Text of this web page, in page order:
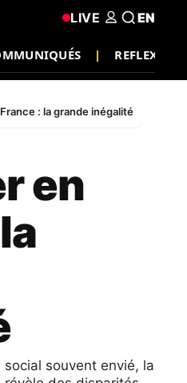
REFLEXION
LIVE EN
: la grande inégalité
en
social souvent envié, la